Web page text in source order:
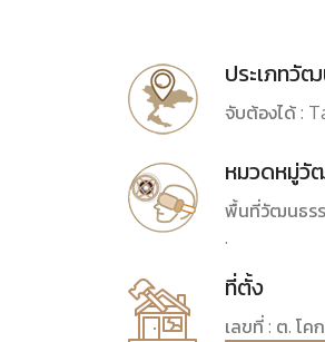
ประเภทวั
จับต้องได้ :
หมวดหมู่วั
พื้นที่วัฒนธร
.
ที่ตั้ง
เลขที่ : ต. โค